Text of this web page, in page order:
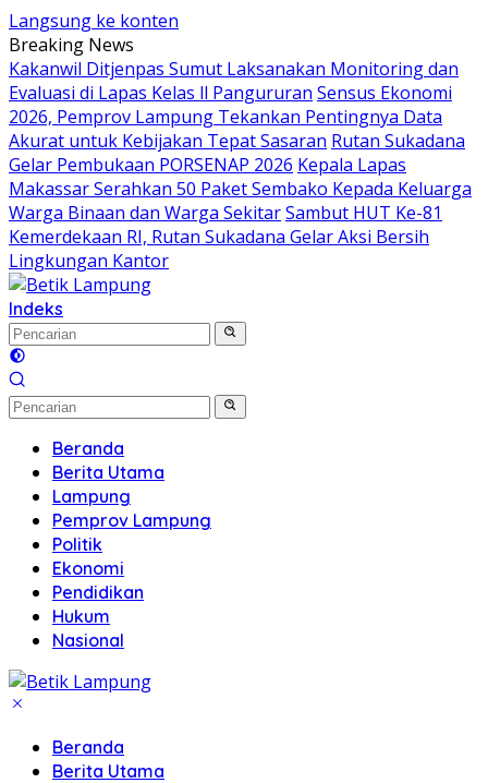
Langsung ke konten
Breaking News
Kakanwil Ditjenpas Sumut Laksanakan Monitoring dan
Evaluasi di Lapas Kelas ll Pangururan Sensus Ekonomi
2026, Pemprov Lampung Tekankan Pentingnya Data
Akurat untuk Kebijakan Tepat Sasaran Rutan Sukadana
Gelar Pembukaan PORSENAP 2026 Kepala Lapas
Makassar Serahkan 50 Paket Sembako Kepada Keluarga
Warga Binaan dan Warga SekitarSambut HUT Ke-81
Kemerdekaan RI, Rutan Sukadana Gelar Aksi Bersih
Lingkungan Kantor
Indeks
Beranda
Berita Utama
Lampung
Pemprov Lampung
Politik
Ekonomi
Pendidikan
Hukum
Nasional
Beranda
Berita Utama